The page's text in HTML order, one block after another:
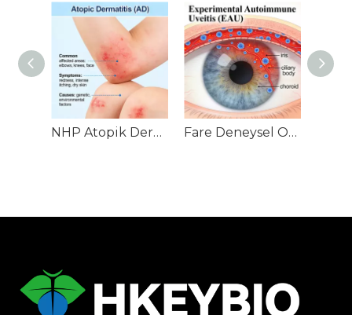
NHP Atopik Dermatit (AD) Modelleri Fare Deneysel Otoimmün Üveit (EAU) Modelleri